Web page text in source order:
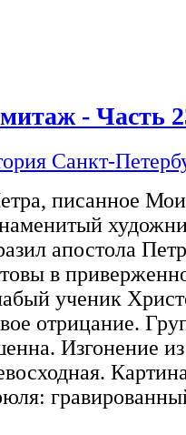
- Часть
Санкт-
писанное
апостола
в
ученик
отрицание.
Изгонение